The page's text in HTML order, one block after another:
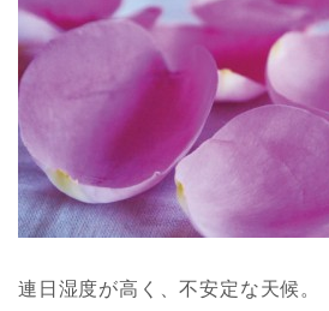
連日湿度が高く、不安定な天候。